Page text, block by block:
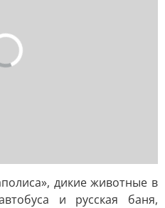
дикие животные в
и русская баня,